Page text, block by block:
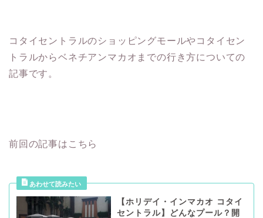
コタイセントラルのショッピングモールやコタイセン
トラルからベネチアンマカオまでの行き方についての
記事です。
前回の記事はこちら
【ホリデイ・インマカオ コタイ
セントラル】どんなプール？開